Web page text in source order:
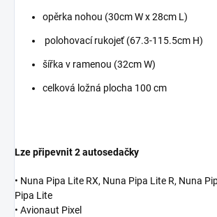
opěrka nohou (30cm W x 28cm L)
polohovací rukojeť (67.3-115.5cm H)
šířka v ramenou (32cm W)
celková ložná plocha 100 cm
Lze připevnit 2 autosedačky
• Nuna Pipa Lite RX, Nuna Pipa Lite R, Nuna
Pipa Lite
• Avionaut Pixel